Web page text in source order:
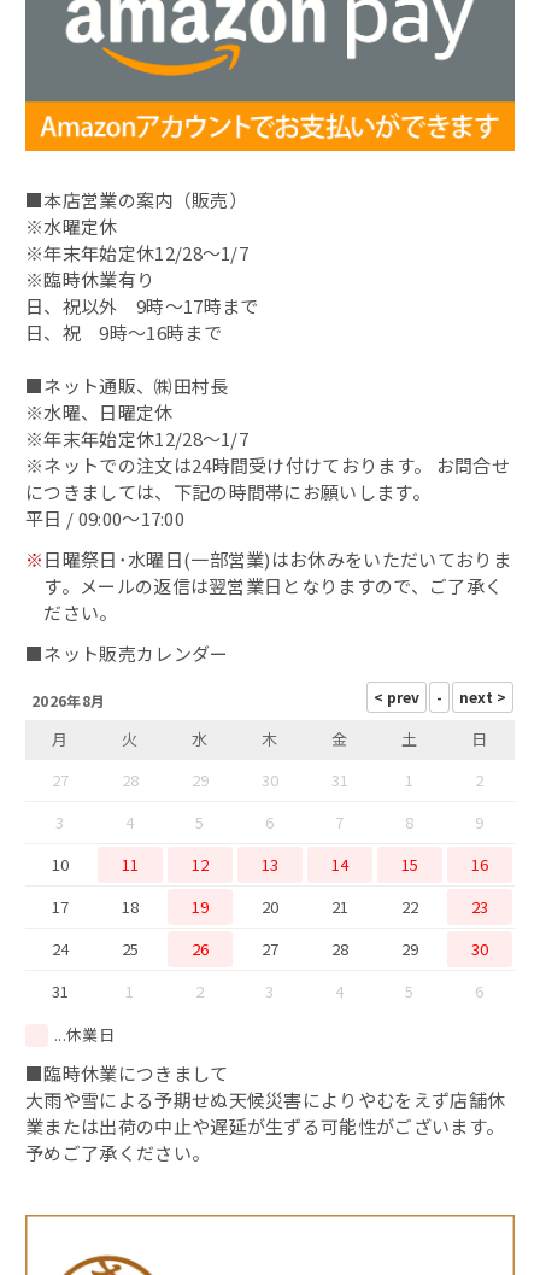
若狭甘鯛
昆布〆
昆布〆（別誂）
鯖缶
その他の缶詰
蟹の缶詰
へしこ漬
浜焼き鯖
出汁・削り節
鯖カレー
干物
西京味噌漬け
5,400円～
■本店営業の案内（販売）
※水曜定休
※年末年始定休12/28～1/7
※臨時休業有り
日、祝以外 9時～17時まで
日、祝 9時～16時まで
■ネット通販、㈱田村長
※水曜、日曜定休
※年末年始定休12/28～1/7
※ネットでの注文は24時間受け付けております。 お問合せ
につきましては、下記の時間帯にお願いします。
平日 / 09:00～17:00
※日曜祭日･水曜日(一部営業)はお休みをいただいておりま
す。メールの返信は翌営業日となりますので、ご了承く
ださい。
■ネット販売カレンダー
2026年8月
月 火 水 木 金 土
日
27
28 29 30 31 1
2
3
4 5 6 7 8
9
10
11 12 13 14 15
16
17
18 19 20 21 22
23
24
25 26 27 28 29
30
31
1 2 3 4 5
6
...休業日
■臨時休業につきまして
大雨や雪による予期せぬ天候災害によりやむをえず店舗休
業または出荷の中止や遅延が生ずる可能性がございます。
予めご了承ください。